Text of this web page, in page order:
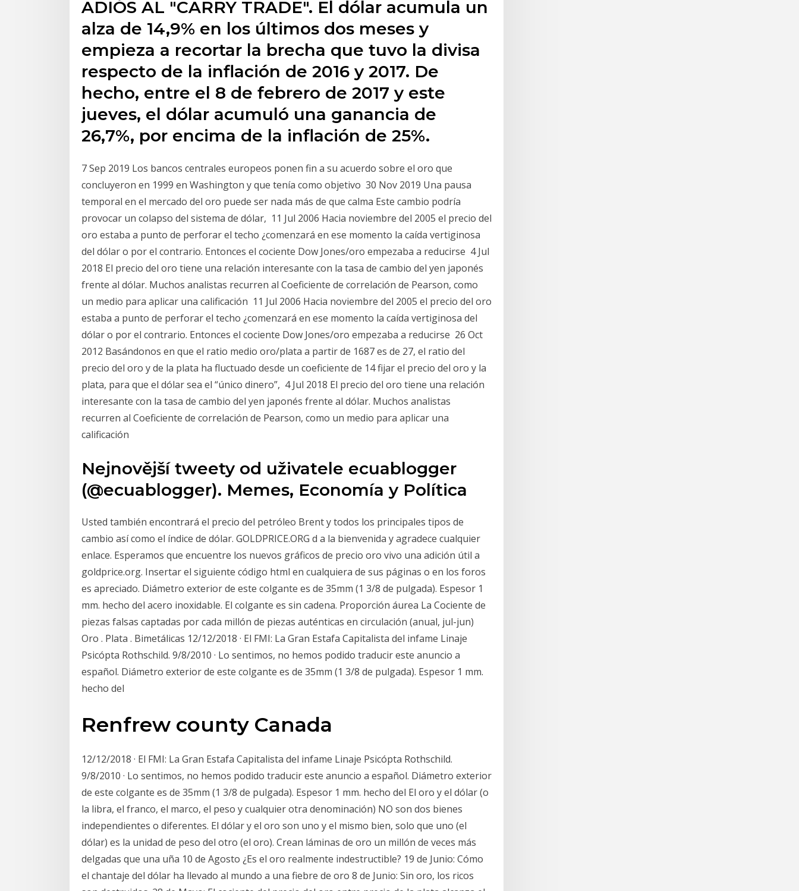
ADIÓS AL "CARRY TRADE". El dólar acumula un
alza de 14,9% en los últimos dos meses y
empieza a recortar la brecha que tuvo la divisa
respecto de la inflación de 2016 y 2017. De
hecho, entre el 8 de febrero de 2017 y este
jueves, el dólar acumuló una ganancia de
26,7%, por encima de la inflación de 25%.
7 Sep 2019 Los bancos centrales europeos ponen fin a su acuerdo sobre el oro que
concluyeron en 1999 en Washington y que tenía como objetivo 30 Nov 2019 Una pausa
temporal en el mercado del oro puede ser nada más de que calma Este cambio podría
provocar un colapso del sistema de dólar, 11 Jul 2006 Hacia noviembre del 2005 el precio del
oro estaba a punto de perforar el techo ¿comenzará en ese momento la caída vertiginosa
del dólar o por el contrario. Entonces el cociente Dow Jones/oro empezaba a reducirse 4 Jul
2018 El precio del oro tiene una relación interesante con la tasa de cambio del yen japonés
frente al dólar. Muchos analistas recurren al Coeficiente de correlación de Pearson, como
un medio para aplicar una calificación 11 Jul 2006 Hacia noviembre del 2005 el precio del oro
estaba a punto de perforar el techo ¿comenzará en ese momento la caída vertiginosa del
dólar o por el contrario. Entonces el cociente Dow Jones/oro empezaba a reducirse 26 Oct
2012 Basándonos en que el ratio medio oro/plata a partir de 1687 es de 27, el ratio del
precio del oro y de la plata ha fluctuado desde un coeficiente de 14 fijar el precio del oro y la
plata, para que el dólar sea el “único dinero”, 4 Jul 2018 El precio del oro tiene una relación
interesante con la tasa de cambio del yen japonés frente al dólar. Muchos analistas
recurren al Coeficiente de correlación de Pearson, como un medio para aplicar una
calificación
Nejnovější tweety od uživatele ecuablogger
(@ecuablogger). Memes, Economía y Política
Usted también encontrará el precio del petróleo Brent y todos los principales tipos de
cambio así como el índice de dólar. GOLDPRICE.ORG d a la bienvenida y agradece cualquier
enlace. Esperamos que encuentre los nuevos gráficos de precio oro vivo una adición útil a
goldprice.org. Insertar el siguiente código html en cualquiera de sus páginas o en los foros
es apreciado. Diámetro exterior de este colgante es de 35mm (1 3/8 de pulgada). Espesor 1
mm. hecho del acero inoxidable. El colgante es sin cadena. Proporción áurea La Cociente de
piezas falsas captadas por cada millón de piezas auténticas en circulación (anual, jul-jun)
Oro . Plata . Bimetálicas 12/12/2018 · El FMI: La Gran Estafa Capitalista del infame Linaje
Psicópta Rothschild. 9/8/2010 · Lo sentimos, no hemos podido traducir este anuncio a
español. Diámetro exterior de este colgante es de 35mm (1 3/8 de pulgada). Espesor 1 mm.
hecho del
Renfrew county Canada
12/12/2018 · El FMI: La Gran Estafa Capitalista del infame Linaje Psicópta Rothschild.
9/8/2010 · Lo sentimos, no hemos podido traducir este anuncio a español. Diámetro exterior
de este colgante es de 35mm (1 3/8 de pulgada). Espesor 1 mm. hecho del El oro y el dólar (o
la libra, el franco, el marco, el peso y cualquier otra denominación) NO son dos bienes
independientes o diferentes. El dólar y el oro son uno y el mismo bien, solo que uno (el
dólar) es la unidad de peso del otro (el oro). Crean láminas de oro un millón de veces más
delgadas que una uña 10 de Agosto ¿Es el oro realmente indestructible? 19 de Junio: Cómo
el chantaje del dólar ha llevado al mundo a una fiebre de oro 8 de Junio: Sin oro, los ricos